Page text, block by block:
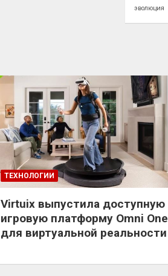
эволюция
ТЕХНОЛОГИИ
Virtuix выпустила доступную
игровую платформу Omni One
для виртуальной реальности